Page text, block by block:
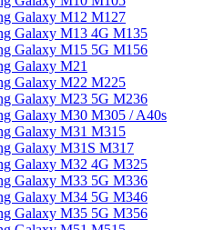
Galaxy M12 M127
Galaxy M13 4G M135
Galaxy M15 5G M156
Galaxy M21
Galaxy M22 M225
Galaxy M23 5G M236
Galaxy M30 M305 / A40s
Galaxy M31 M315
Galaxy M31S M317
Galaxy M32 4G M325
Galaxy M33 5G M336
Galaxy M34 5G M346
Galaxy M35 5G M356